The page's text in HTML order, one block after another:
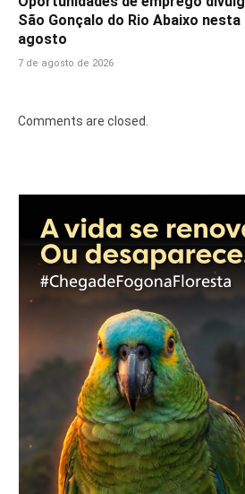
São Gonçalo do Rio Abaixo
agosto
7 de agosto de 2026
Comments are closed.